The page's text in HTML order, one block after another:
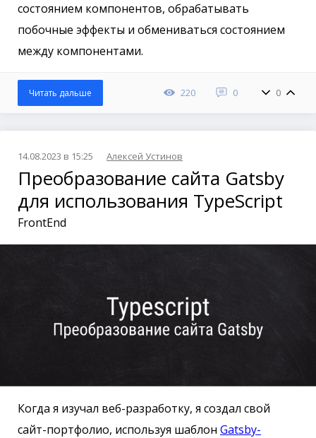
состоянием компонентов, обрабатывать
побочные эффекты и обмениваться состоянием
между компонентами.
220 0 0
Читать дальше
14.08.2023 в 15:25 Алексей Устинов
Преобразование сайта Gatsby
для использования TypeScript
FrontEnd
Когда я изучал веб-разработку, я создал свой
сайт-портфолио, используя шаблон Gatsby-